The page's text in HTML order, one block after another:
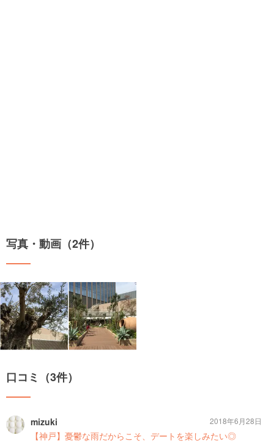
写真・動画（2件）
口コミ（3件）
mizuki
【神戸】憂鬱な雨だからこそ、デートを楽しみたい◎
2018年6月28日